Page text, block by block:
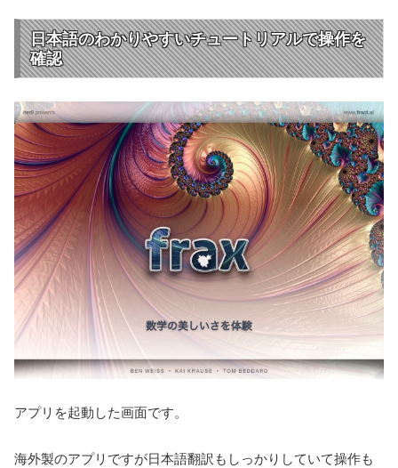
日本語のわかりやすいチュートリアルで操作を
確認
アプリを起動した画面です。
海外製のアプリですが日本語翻訳もしっかりしていて操作も